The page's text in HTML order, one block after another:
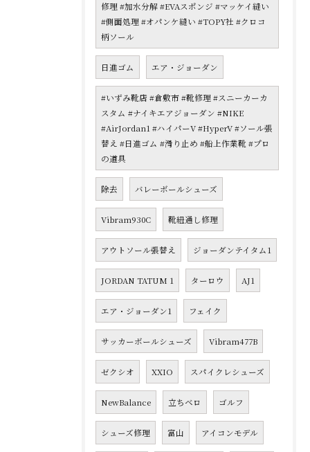
修理 #加水分解 #EVAスポンジ #マッケイ縫い
#側面処理 #オパンケ縫い #TOPY社 #クロコ
柄ソール
日進ゴム エア・ジョーダン
#いずみ靴店 #倉敷市 #靴修理 #スニーカーカ
スタム #ナイキエアジョーダン #NIKE
#AirJordan1 #ハイパーV #HyperV #ソール張
替え #日進ゴム #滑り止め #船上作業靴 #プロ
の道具
除去 バレーボールシューズ
Vibram930C 靴紐通し修理
アウトソール張替え ジョーダンテイタム1
JORDAN TATUM 1 ターロウ AJ1
エア・ジョーダン1 フェイク
サッカーボールシューズ Vibram477B
ゼクシオ XXIO スパイクレシューズ
NewBalance 立ちベロ ゴルフ
シューズ修理 富山 アイコンモデル